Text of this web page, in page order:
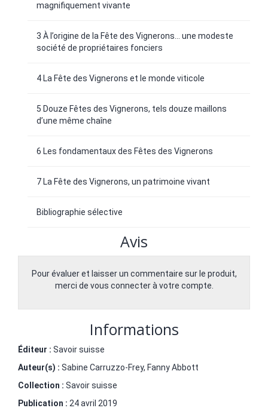
magnifiquement vivante
3 À l’origine de la Fête des Vignerons… une modeste
société de propriétaires fonciers
4 La Fête des Vignerons et le monde viticole
5 Douze Fêtes des Vignerons, tels douze maillons
d’une même chaîne
6 Les fondamentaux des Fêtes des Vignerons
7 La Fête des Vignerons, un patrimoine vivant
Bibliographie sélective
Avis
Pour évaluer et laisser un commentaire sur le produit,
merci de vous connecter à votre compte.
Informations
Éditeur : Savoir suisse
Auteur(s) : Sabine Carruzzo-Frey, Fanny Abbott
Collection : Savoir suisse
Publication : 24 avril 2019